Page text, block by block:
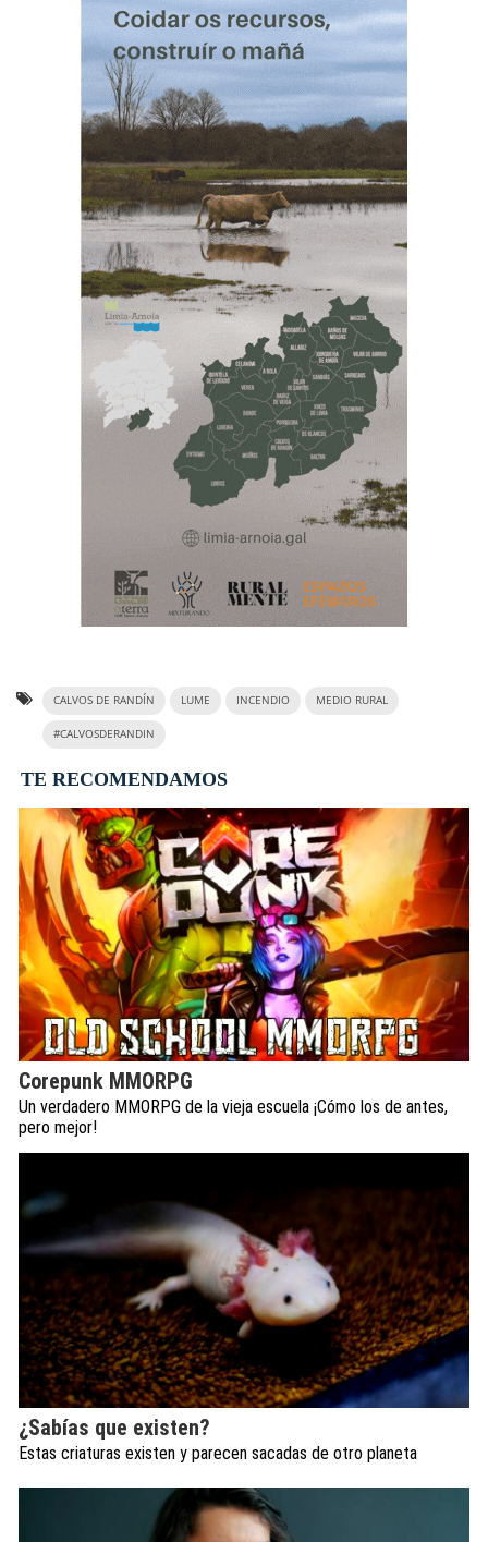
CALVOS DE RANDÍN LUME INCENDIO MEDIO RURAL
#CALVOSDERANDIN
TE RECOMENDAMOS
Corepunk MMORPG
Un verdadero MMORPG de la vieja escuela ¡Cómo los de antes,
pero mejor!
¿Sabías que existen?
Estas criaturas existen y parecen sacadas de otro planeta